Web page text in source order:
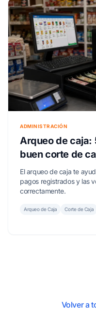
ADMINISTRACIÓN
Arqueo de caja:
buen corte de
El arqueo de caja te
pagos registrados y las
correctamente.
Arqueo de Caja Corte de Caja
Volver a